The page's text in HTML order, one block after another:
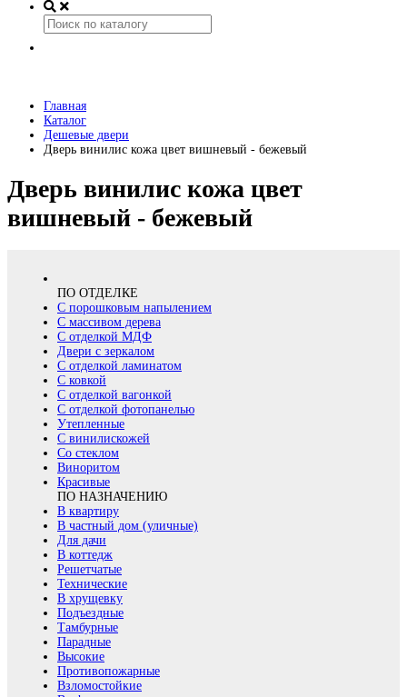
Главная
Каталог
Дешевые двери
Дверь винилис кожа цвет вишневый - бежевый
Дверь винилис кожа цвет
вишневый - бежевый
ПО ОТДЕЛКЕ
С порошковым напылением
С массивом дерева
С отделкой МДФ
Двери с зеркалом
С отделкой ламинатом
С ковкой
С отделкой вагонкой
С отделкой фотопанелью
Утепленные
С винилискожей
Со стеклом
Виноритом
Красивые
ПО НАЗНАЧЕНИЮ
В квартиру
В частный дом (уличные)
Для дачи
В коттедж
Решетчатые
Технические
В хрущевку
Подъездные
Тамбурные
Парадные
Высокие
Противопожарные
Взломостойкие